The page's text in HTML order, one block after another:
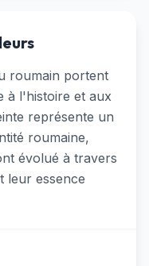
roumain portent
à l'histoire et aux
représente un
roumaine,
évolué à travers
leur essence